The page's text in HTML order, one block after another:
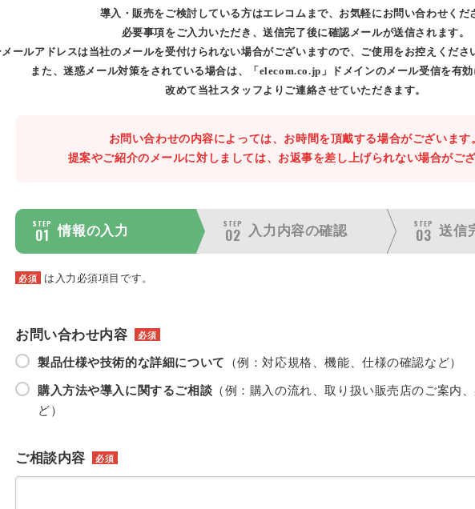
導入・販売をご検討している方はエレコムまで、お気軽にお問い合わせくだ
必要事項をご入力いただき、送信完了後に確認メールが送信されます。
メールアドレスは当社のメールを受付けられない場合がございますので、ご使用をお控えくださ
また、迷惑メール対策をされている場合は、「elecom.co.jp」ドメインのメール受信を有効
改めて当社スタッフよりご連絡させていただきます。
お問い合わせの内容によっては、お時間を頂戴する場合がございます
提案やご紹介のメールに対しましては、お返事を差し上げられない場合がござ
STEP
01 情報の入力
STEP
02 入力内容の確認
STEP
03 送信
必須 は入力必須項目です。
お問い合わせ内容 必須
製品仕様や技術的な詳細について （例：対応規格、機能、仕様の確認など）
購入方法や導入に関するご相談 （例：購入の流れ、取り扱い販売店のご案内
ど）
ご相談内容 必須